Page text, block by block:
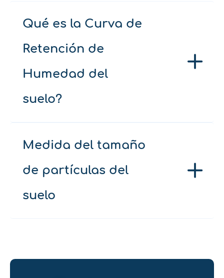
Qué es la Curva de
Retención de
Humedad del
suelo?
Medida del tamaño
de partículas del
suelo